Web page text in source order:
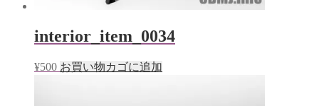
interior_item_0034
¥500 お買い物カゴに追加